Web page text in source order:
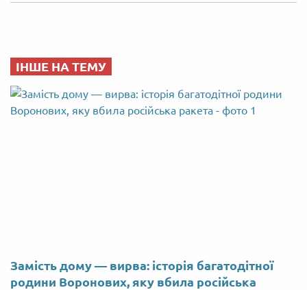
ІНШЕ НА ТЕМУ
Замість дому — вирва: історія багатодітної
родини Воронових, яку вбила російська